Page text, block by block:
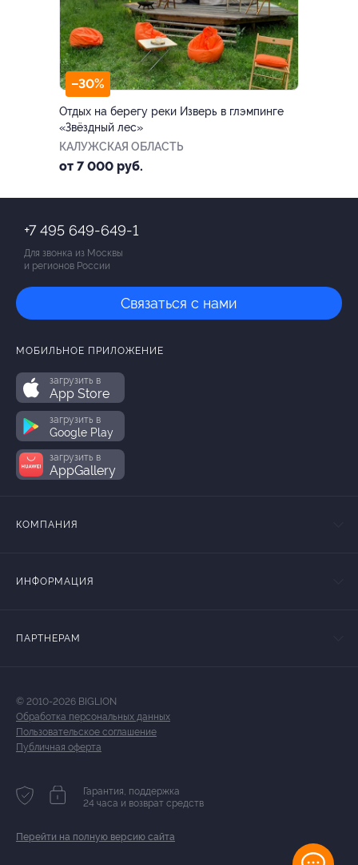
–30%
Отдых на берегу реки Изверь в глэмпинге
«Звёздный лес»
КАЛУЖСКАЯ ОБЛАСТЬ
от 7 000 руб.
+7 495 649-649-1
Для звонка из Москвы
и регионов России
Связаться с нами
МОБИЛЬНОЕ ПРИЛОЖЕНИЕ
загрузить в
App Store
загрузить в
Google Play
загрузить в
AppGallery
КОМПАНИЯ
ИНФОРМАЦИЯ
ПАРТНЕРАМ
© 2010-2026 BIGLION
Обработка персональных данных
Пользовательское соглашение
Публичная оферта
Гарантия, поддержка
24 часа и возврат средств
Перейти на полную версию сайта